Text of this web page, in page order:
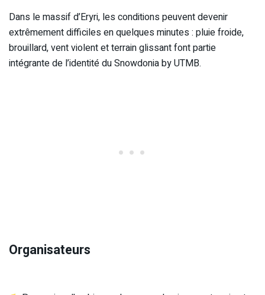
Dans le massif d’Eryri, les conditions peuvent devenir
extrêmement difficiles en quelques minutes : pluie froide,
brouillard, vent violent et terrain glissant font partie
intégrante de l’identité du Snowdonia by UTMB.
Organisateurs